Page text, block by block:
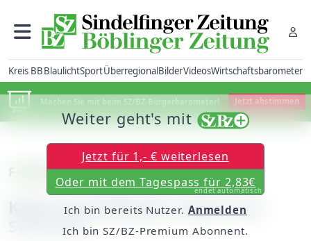
Kreis BBBlaulichtSportÜberregionalBilderVideosWirtschaftsbarometer
Machen Sie mit beim SZ/BZ-Bürgerbarometer! Jetzt abstimmen
Fußball
Kayh und Affstätt schon am
Samstag
Weiter geht's mit
Jetzt für 1,- € weiterlesen
Oder mit dem Tagespass für 2,83€
endet automatisch
Ich bin bereits Nutzer. Anmelden
Ich bin SZ/BZ-Premium Abonnent.